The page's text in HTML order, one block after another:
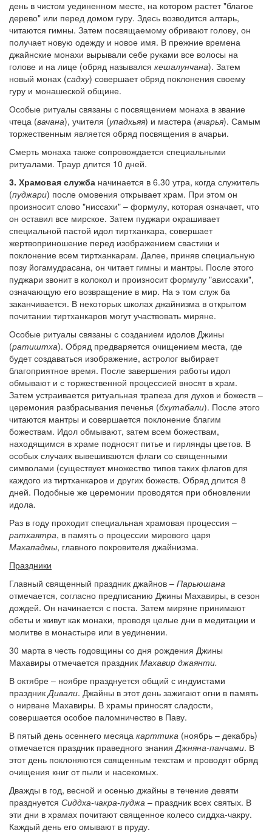
день в чистом уединенном месте, на котором растет "благое
дерево" или перед домом гуру. Здесь возводится алтарь,
читаются гимны. Затем посвящаемому обривают голову, он
получает новую одежду и новое имя. В прежние времена
джайнские монахи вырывали себе руками все волосы на
голове и на лице (обряд назывался кешалунчана). Затем
новый монах (садху) совершает обряд поклонения своему
гуру и монашеской общине.
Особые ритуалы связаны с посвящением монаха в звание
чтеца (вачана), учителя (упадхьяя) и мастера (ачарья). Самым
торжественным является обряд посвящения в ачарьи.
Смерть монаха также сопровождается специальными
ритуалами. Траур длится 10 дней.
3. Храмовая служба начинается в 6.30 утра, когда служитель
(пуджари) после омовения открывает храм. При этом он
произносит слово "ниссахи" – формулу, которая означает, что
он оставил все мирское. Затем пуджари окрашивает
специальной пастой идол тиртханкара, совершает
жертвоприношение перед изображением свастики и
поклонение всем тиртханкарам. Далее, приняв специальную
позу йогамудрасана, он читает гимны и мантры. После этого
пуджари звонит в колокол и произносит формулу "ависсахи",
означающую его возвращение в мир. На э том служ ба
заканчивается. В некоторых школах джайнизма в открытом
почитании тиртханкаров могут участвовать миряне.
Особые ритуалы связаны с созданием идолов Джины
(ратиштха). Обряд предваряется очищением места, где
будет создаваться изображение, астролог выбирает
благоприятное время. После завершения работы идол
обмывают и с торжественной процессией вносят в храм.
Затем устраивается ритуальная трапеза для духов и божеств –
церемония разбрасывания печенья (бхутабали). После этого
читаются мантры и совершается поклонение благим
божествам. Идол обмывают, затем всем божествам,
находящимся в храме подносят питье и гирлянды цветов. В
особых случаях вывешиваются флаги со священными
символами (существует множество типов таких флагов для
каждого из тиртханкаров и других божеств. Обряд длится 8
дней. Подобные же церемонии проводятся при обновлении
идола.
Раз в году проходит специальная храмовая процессия –
ратхаятра, в память о процессии мирового царя
Махападмы, главного покровителя джайнизма.
Праздники
Главный священный праздник джайнов – Парьюшана
отмечается, согласно предписанию Джины Махавиры, в сезон
дождей. Он начинается с поста. Затем миряне принимают
обеты и живут как монахи, проводя целые дни в медитации и
молитве в монастыре или в уединении.
30 марта в честь годовщины со дня рождения Джины
Махавиры отмечается праздник Махавир джаянти.
В октябре – ноябре празднуется общий с индуистами
праздникДивали. Джайны в этот день зажигают огни в память
о нирване Махавиры. В храмы приносят сладости,
совершается особое паломничество в Паву.
В пятый день осеннего месяца карттика (ноябрь – декабрь)
отмечается праздник праведного знанияДжняна-панчами. В
этот день поклоняются священным текстам и проводят обряд
очищения книг от пыли и насекомых.
Дважды в год, весной и осенью джайны в течение девяти
празднуется Сиддха-чакра-пуджа – праздник всех святых. В
эти дни в храмах почитают священное колесо сиддха-чакру.
Каждый день его омывают в пруду.